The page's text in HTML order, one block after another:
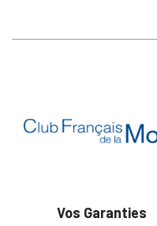
Vos Garanties